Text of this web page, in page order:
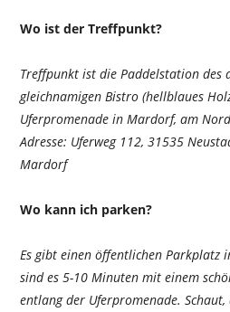
Wo ist der Treffpunkt?
Treffpunkt ist die Paddelstation des
gleichnamigen Bistro (hellblaues
Uferpromenade in Mardorf, am
Adresse: Uferweg 112, 31535
Mardorf
Wo kann ich parken?
Es gibt einen öffentlichen Parkplatz
sind es 5-10 Minuten mit einem
entlang der Uferpromenade.